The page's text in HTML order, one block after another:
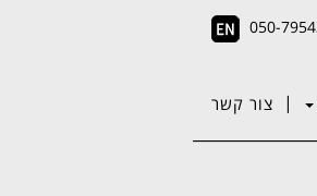
| צור קשר